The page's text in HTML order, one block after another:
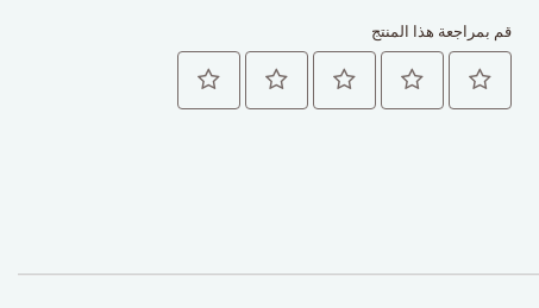
قم بمراجعة هذا المنتج